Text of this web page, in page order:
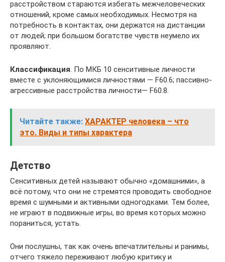
расстройством стараются избегать межчеловеческих
отношений, кроме самых необходимых. Несмотря на
потребность в контактах, они держатся на дистанции
от людей; при большом богатстве чувств неумело их
проявляют.
Классификация. По МКБ 10 сенситивные личности
вместе с уклоняющимися личностями — F60.6; пассивно-
агрессивные расстройства личности— F60.8.
Читайте также: ХАРАКТЕР человека – что
это. Виды и типы характера
Детство
Сенситивных детей называют обычно «домашними», а
всё потому, что они не стремятся проводить свободное
время с шумными и активными одногодками. Тем более,
не играют в подвижные игры, во время которых можно
пораниться, устать.
Они послушны, так как очень впечатлительны и ранимы,
отчего тяжело переживают любую критику и